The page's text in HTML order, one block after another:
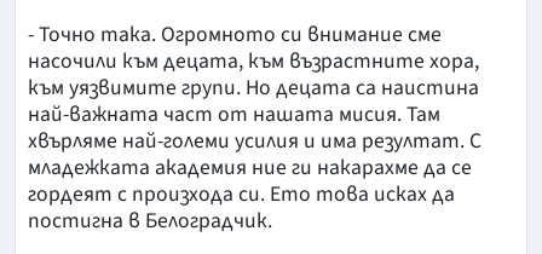
- Точно така. Огромното си внимание сме
насочили към децата, към възрастните хора,
към уязвимите групи. Но децата са наистина
най-важната част от нашата мисия. Там
хвърляме най-големи усилия и има резултат. С
младежката академия ние ги накарахме да се
гордеят с произхода си. Ето това исках да
постигна в Белоградчик.